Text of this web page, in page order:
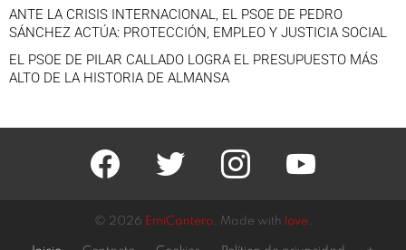
ANTE LA CRISIS INTERNACIONAL, EL PSOE DE PEDRO
SÁNCHEZ ACTÚA: PROTECCIÓN, EMPLEO Y JUSTICIA SOCIAL
EL PSOE DE PILAR CALLADO LOGRA EL PRESUPUESTO MÁS
ALTO DE LA HISTORIA DE ALMANSA
facebook twitter instagram
© 2026 EmiCantero. Made with love.